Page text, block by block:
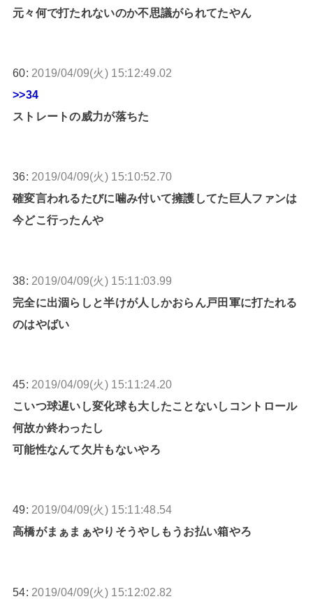
元々何で打たれないのか不思議がられてたやん
60: 2019/04/09(火) 15:12:49.02
>>34
ストレートの威力が落ちた
36: 2019/04/09(火) 15:10:52.70
確変言われるたびに噛み付いて擁護してた巨人ファンは
今どこ行ったんや
38: 2019/04/09(火) 15:11:03.99
完全に出涸らしと半けが人しかおらん戸田軍に打たれる
のはやばい
45: 2019/04/09(火) 15:11:24.20
こいつ球遅いし変化球も大したことないしコントロール
何故か終わったし
可能性なんて欠片もないやろ
49: 2019/04/09(火) 15:11:48.54
高橋がまぁまぁやりそうやしもうお払い箱やろ
54: 2019/04/09(火) 15:12:02.82